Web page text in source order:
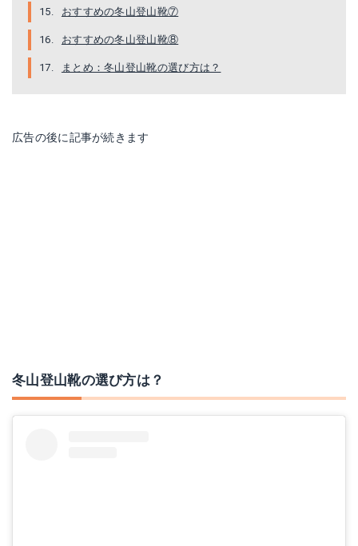
おすすめの冬山登山靴⑦
おすすめの冬山登山靴⑧
まとめ：冬山登山靴の選び方は？
広告の後に記事が続きます
スポルティバ ネパールキューブGTX
Amazonで詳細を見る
Yahoo!ショッピングで見る
冬山登山靴の選び方は？